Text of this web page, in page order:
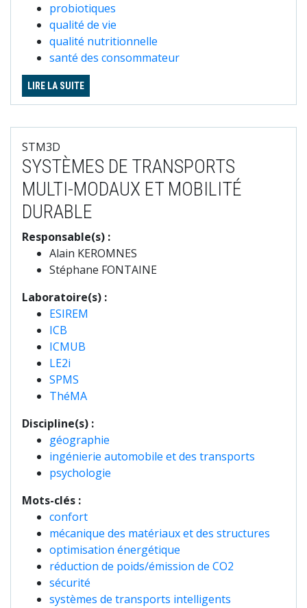
probiotiques
qualité de vie
qualité nutritionnelle
santé des consommateur
LIRE LA SUITE
STM3D
SYSTÈMES DE TRANSPORTS
MULTI-MODAUX ET MOBILITÉ
DURABLE
Responsable(s) :
Alain KEROMNES
Stéphane FONTAINE
Laboratoire(s) :
ESIREM
ICB
ICMUB
LE2i
SPMS
ThéMA
Discipline(s) :
géographie
ingénierie automobile et des transports
psychologie
Mots-clés :
confort
mécanique des matériaux et des structures
optimisation énergétique
réduction de poids/émission de CO2
sécurité
systèmes de transports intelligents